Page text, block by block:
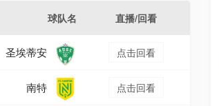
球队名 直播/回看
圣埃蒂安 点击回看
南特 点击回看